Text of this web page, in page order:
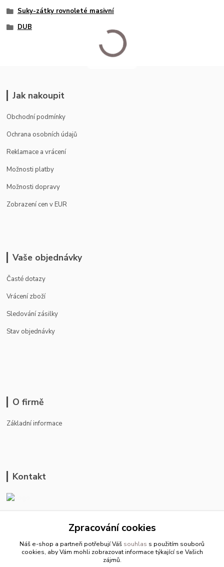
Suky-zátky rovnoleté masivní
DUB
Jak nakoupit
Obchodní podmínky
Ochrana osobních údajů
Reklamace a vrácení
Možnosti platby
Možnosti dopravy
Zobrazení cen v EUR
Vaše objednávky
Časté dotazy
Vrácení zboží
Sledování zásilky
Stav objednávky
O firmě
Základní informace
Kontakt
+420 799 500 769
pracovní dny 8-11hod.,13-15hod.
Zpracování cookies
Náš e-shop a partneři potřebují Váš souhlas s použitím souborů
cookies, aby Vám mohli zobrazovat informace týkající se Vašich
zájmů.